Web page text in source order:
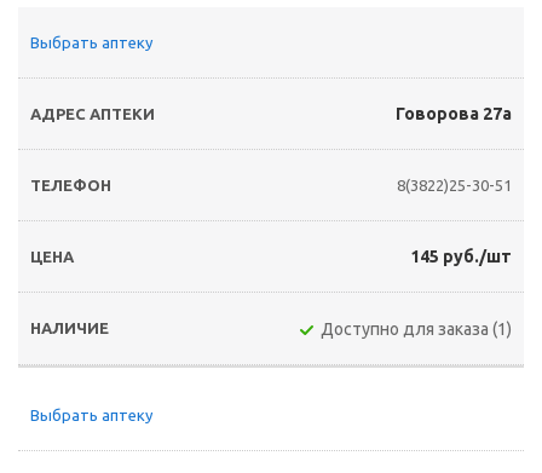
Выбрать аптеку
Говорова 27а
8(3822)25-30-51
145 руб./шт
Доступно для заказа (1)
Выбрать аптеку